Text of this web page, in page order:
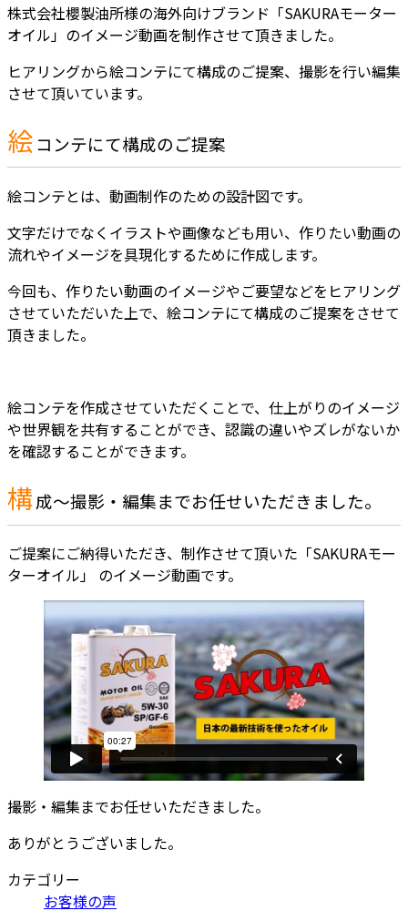
株式会社櫻製油所様の海外向けブランド「SAKURAモーター
オイル」のイメージ動画を制作させて頂きました。
ヒアリングから絵コンテにて構成のご提案、撮影を行い編集
させて頂いています。
絵コンテにて構成のご提案
絵コンテとは、動画制作のための設計図です。
文字だけでなくイラストや画像なども用い、作りたい動画の
流れやイメージを具現化するために作成します。
今回も、作りたい動画のイメージやご要望などをヒアリング
させていただいた上で、絵コンテにて構成のご提案をさせて
頂きました。
絵コンテを作成させていただくことで、仕上がりのイメージ
や世界観を共有することができ、認識の違いやズレがないか
を確認することができます。
構成～撮影・編集までお任せいただきました。
ご提案にご納得いただき、制作させて頂いた「SAKURAモー
ターオイル」 のイメージ動画です。
撮影・編集までお任せいただきました。
ありがとうございました。
カテゴリー
お客様の声